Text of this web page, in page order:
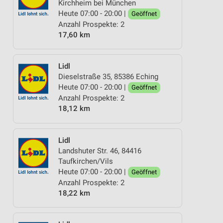
Kirchheim bei München
Heute 07:00 - 20:00 |
Geöffnet
Anzahl Prospekte: 2
17,60 km
Lidl
Dieselstraße 35, 85386 Eching
Heute 07:00 - 20:00 |
Geöffnet
Anzahl Prospekte: 2
18,12 km
Lidl
Landshuter Str. 46, 84416
Taufkirchen/Vils
Heute 07:00 - 20:00 |
Geöffnet
Anzahl Prospekte: 2
18,22 km